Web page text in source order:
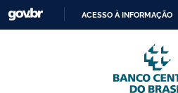
Skip to main content
PARA
O
ACESSO À INFORMAÇÃO